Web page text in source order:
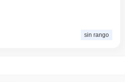
sin rango